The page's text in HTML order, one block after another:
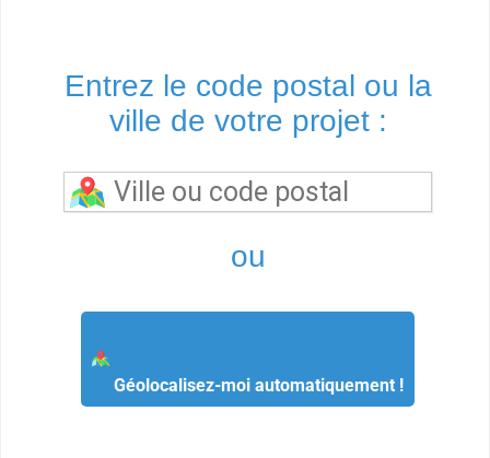
Entrez le code postal ou la
ville de votre projet :
ou
Géolocalisez-moi automatiquement !